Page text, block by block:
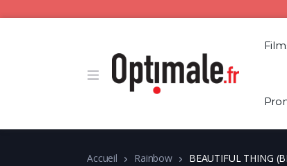
Accueil Rainbow BEAUTIFUL THING